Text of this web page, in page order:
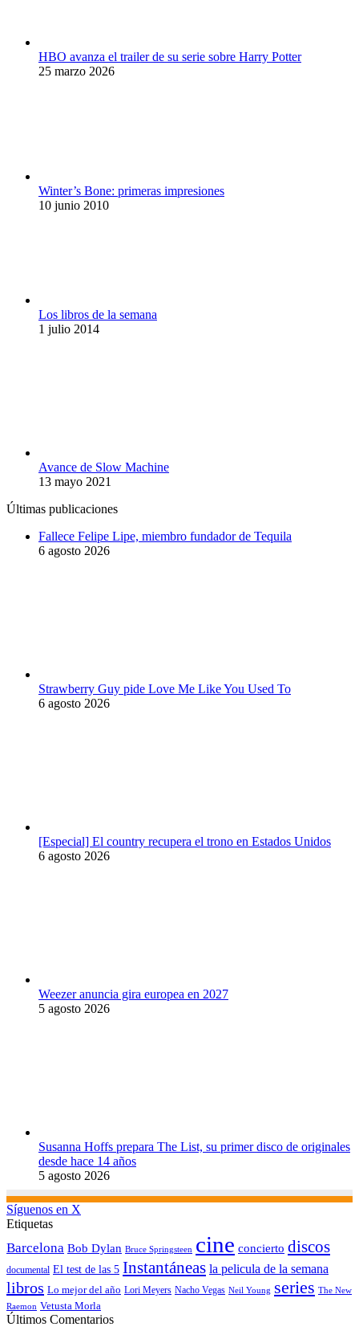
HBO avanza el trailer de su serie sobre Harry Potter
25 marzo 2026
Winter’s Bone: primeras impresiones
10 junio 2010
Los libros de la semana
1 julio 2014
Avance de Slow Machine
13 mayo 2021
Últimas publicaciones
Fallece Felipe Lipe, miembro fundador de Tequila
6 agosto 2026
Strawberry Guy pide Love Me Like You Used To
6 agosto 2026
[Especial] El country recupera el trono en Estados Unidos
6 agosto 2026
Weezer anuncia gira europea en 2027
5 agosto 2026
Susanna Hoffs prepara The List, su primer disco de originales
desde hace 14 años
5 agosto 2026
Síguenos en X
Etiquetas
Barcelona Bob Dylan Bruce Springsteen cine concierto discos
documental El test de las 5 Instantáneas la pelicula de la semana
libros Lo mejor del año Lori Meyers Nacho Vegas Neil Young series The New
Raemon Vetusta Morla
Últimos Comentarios